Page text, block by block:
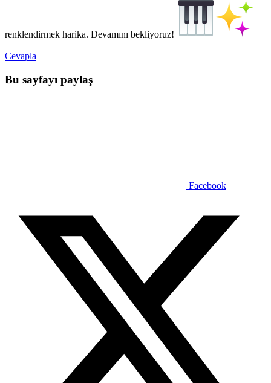
renklendirmek harika. Devamını bekliyoruz!
Cevapla
Bu sayfayı paylaş
Facebook